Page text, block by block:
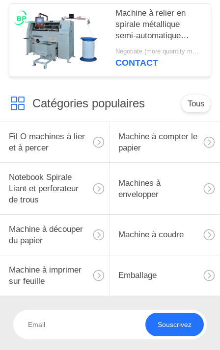
Machine à relier en
spirale métallique
semi-automatique
SSB420 pour cahiers
avec fonction de
Negotiate (more quantity more cheap ) MOQ:1 set
CONTACT
Catégories populaires Tous
Fil O machines à lier
et à percer
Machine à compter le
papier
Notebook Spirale
Liant et perforateur
de trous
Machines à
envelopper
Machine à découper
du papier
Machine à coudre
Machine à imprimer
sur feuille
Emballage
Souscrivez